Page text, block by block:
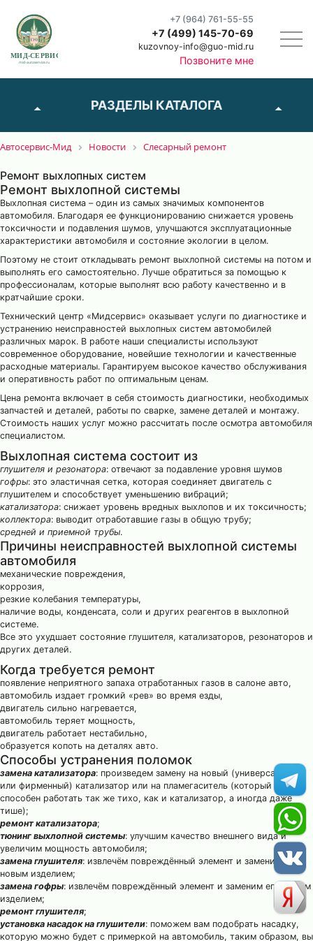
+7 (964) 761-55-55
+7 (499) 145-70-69
kuzovnoy-info@guo-mid.ru
Позвоните мне
РАЗДЕЛЫ КАТАЛОГА
Автосервис-Мид Новости Слесарный ремонт
Ремонт выхлопных систем
Ремонт выхлопной системы
Выхлопная система – один из самых значимых компонентов
автомобиля. Благодаря ее функционированию снижается уровень
токсичности и подавления шумов, улучшаются эксплуатационные
характеристики автомобиля и состояние экологии в целом.
Поэтому не стоит откладывать ремонт выхлопной системы на потом и
выполнять его самостоятельно. Лучше обратиться за помощью к
профессионалам, которые выполнят всю работу качественно и в
кратчайшие сроки.
Технический центр «Мидсервис» оказывает услуги по диагностике и
устранению неисправностей выхлопных систем автомобилей
различных марок. В работе наши специалисты используют
современное оборудование, новейшие технологии и качественные
расходные материалы. Гарантируем высокое качество обслуживания
и оперативность работ по оптимальным ценам.
Цена ремонта включает в себя стоимость диагностики, необходимых
запчастей и деталей, работы по сварке, замене деталей и монтажу.
Стоимость наших услуг можно рассчитать после осмотра автомобиля
специалистом.
Выхлопная система состоит из
глушителя и резонатора: отвечают за подавление уровня шумов
гофры: это эластичная сетка, которая соединяет двигатель с
глушителем и способствует уменьшению вибраций;
катализатора: снижает уровень вредных выхлопов и их токсичность;
коллектора: выводит отработавшие газы в общую трубу;
средней и приемной трубы.
Причины неисправностей выхлопной системы
автомобиля
механические повреждения,
коррозия,
резкие колебания температуры,
наличие воды, конденсата, соли и других реагентов в выхлопной
системе.
Все это ухудшает состояние глушителя, катализаторов, резонаторов и
других деталей.
Когда требуется ремонт
появление неприятного запаха отработанных газов в салоне авто,
автомобиль издает громкий «рев» во время езды,
двигатель сильно нагревается,
автомобиль теряет мощность,
двигатель работает нестабильно,
образуется копоть на деталях авто.
Способы устранения поломок
замена катализатора: произведем замену на новый (универсальный
или фирменный) катализатор или на пламегаситель (который
способен работать так же тихо, как и катализатор, а иногда даже
тише);
ремонт катализатора;
тюнинг выхлопной системы: улучшим качество внешнего вида и
увеличим мощность автомобиля;
замена глушителя: извлечём повреждённый элемент и заменим его
новым изделием;
замена гофры: извлечём повреждённый элемент и заменим его новым
изделием;
ремонт глушителя;
установка насадок на глушители: поможем вам подобрать насадку,
которую можно будет с примеркой на автомобиль, таким образом, вы